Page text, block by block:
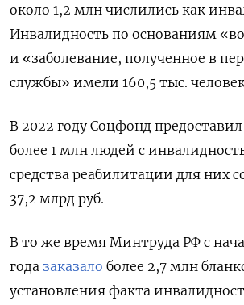
около 1,2 млн числились как
Инвалидность по основаниям
и «заболевание, полученное в
службы» имели 160,5 тыс.
В 2022 году Соцфонд
более 1 млн людей с
средства реабилитации для них
37,2 млрд руб.
В то же время Минтруда РФ с
года заказало более 2,7 млн
установления факта